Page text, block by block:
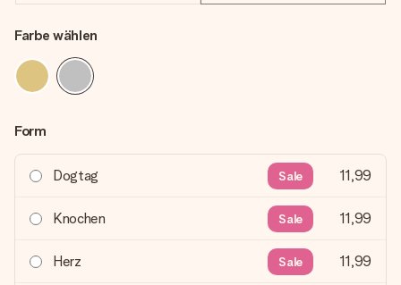
Farbe wählen
Form
Dogtag Sale 11,99
Knochen Sale 11,99
Herz Sale 11,99